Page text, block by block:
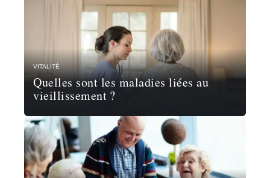
VITALITÉ
Quelles sont les maladies liées au
vieillissement ?